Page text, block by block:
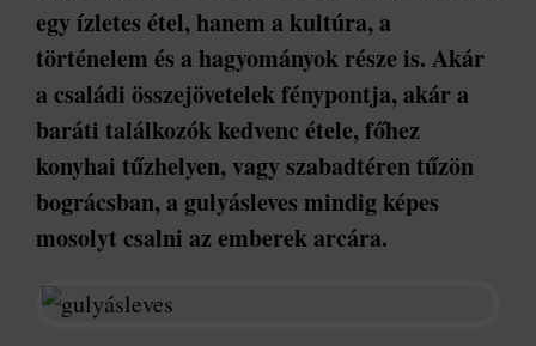
egy ízletes étel, hanem a kultúra, a
történelem és a hagyományok része is. Akár
a családi összejövetelek fénypontja, akár a
baráti találkozók kedvenc étele, főhez
konyhai tűzhelyen, vagy szabadtéren tűzön
bográcsban, a gulyásleves mindig képes
mosolyt csalni az emberek arcára.